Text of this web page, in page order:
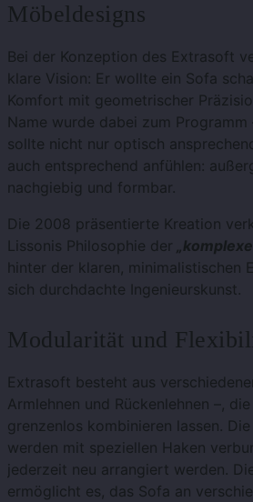
Möbeldesigns
Bei der Konzeption des Extrasoft
klare Vision: Er wollte ein Sofa
Komfort mit geometrischer
Name wurde dabei zum
sollte nicht nur optisch
auch entsprechend anfühlen:
nachgiebig und formbar.
Die 2008 präsentierte Kreation
Lissonis Philosophie der
hinter der klaren, minimalistischen
sich durchdachte Ingenieurskunst.
Modularität und
Extrasoft besteht aus
Armlehnen und Rückenlehnen –,
grenzenlos kombinieren lassen.
werden mit speziellen Haken
jederzeit neu arrangiert werden.
ermöglicht es, das Sofa an